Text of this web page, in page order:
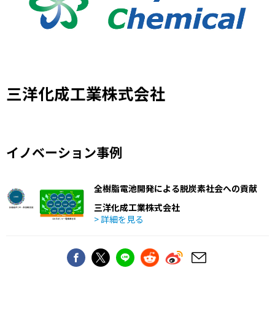
三洋化成工業株式会社
イノベーション事例
全樹脂電池開発による脱炭素社会への貢献
三洋化成工業株式会社
> 詳細を見る